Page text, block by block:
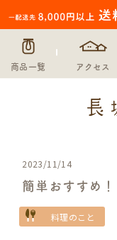
商品一覧 アクセス
2023/11/14
簡単おすすめ
料理のこと